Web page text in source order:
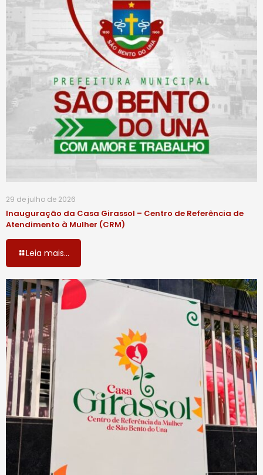
29 de julho de 2026
Inauguração da Casa Girassol – Centro de Referência de
Atendimento à Mulher (CRM)
Leia mais...